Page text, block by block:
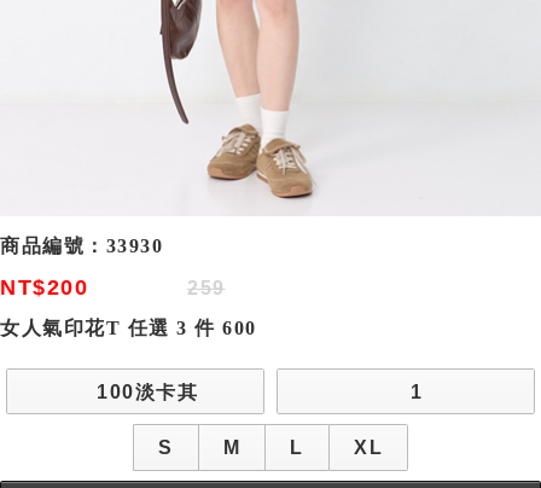
商品編號： 33930
NT$200
259
女人氣印花T 任選 3 件 600
100淡卡其 1
S M L XL